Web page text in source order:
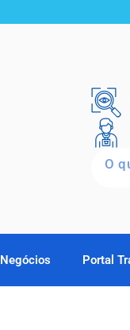
Negócios Portal